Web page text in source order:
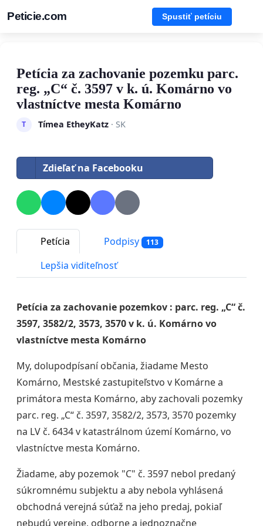
Peticie.com Spustiť petíciu
Petícia za zachovanie pozemku parc.
reg. „C“ č. 3597 v k. ú. Komárno vo
vlastníctve mesta Komárno
T Tímea EtheyKatz· SK
Zdieľať na Facebooku
Petícia Podpisy 113
Lepšia viditeľnosť
Petícia za zachovanie pozemkov : parc. reg. „C“ č.
3597, 3582/2, 3573, 3570 v k. ú. Komárno vo
vlastníctve mesta Komárno
My, dolupodpísaní občania, žiadame Mesto
Komárno, Mestské zastupiteľstvo v Komárne a
primátora mesta Komárno, aby zachovali pozemky
parc. reg. „C“ č. 3597, 3582/2, 3573, 3570 pozemky
na LV č. 6434 v katastrálnom území Komárno, vo
vlastníctve mesta Komárno.
Žiadame, aby pozemok "C" č. 3597 nebol predaný
súkromnému subjektu a aby nebola vyhlásená
obchodná verejná súťaž na jeho predaj, pokiaľ
nebudú verejne, odborne a jednoznačne